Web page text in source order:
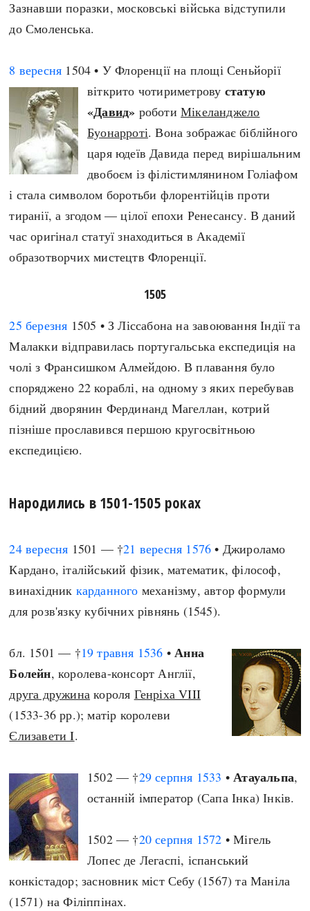
Зазнавши поразки, московські війська відступили
до Смоленська.
8 вересня 1504 • У Флоренції на площі Сеньйорії
віткрито чотириметрову статую
«Давид» роботиМікеланджело
Буонарроті. Вона зображає біблійного
царя юдеїв Давида перед вирішальним
двобоєм із філістимлянином Голіафом
і стала символом боротьби флорентійців проти
тиранії, а згодом — цілої епохи Ренесансу. В даний
час оригінал статуї знаходиться в Академії
образотворчих мистецтв Флоренції.
1505
25 березня 1505 • З Ліссабона на завоювання Індії та
Малакки відправилась португальська експедиція на
чолі з Франсишком Алмейдою. В плавання було
споряджено 22 кораблі, на одному з яких перебував
бідний дворянин Фердинанд Магеллан, котрий
пізніше прославився першою кругосвітньою
експедицією.
Народились в 1501-1505 роках
24 вересня 1501 — †21 вересня 1576 • Джироламо
Кардано, італійський фізик, математик, філософ,
винахідник карданного механізму, автор формули
для розв'язку кубічних рівнянь (1545).
бл. 1501 — †19 травня 1536 •Анна
Болейн, королева-консорт Англії,
друга дружина короля Генріха VIII
(1533-36 рр.); матір королеви
Єлизавети I.
1502 — †29 серпня 1533 •Атауальпа,
останній імператор (Сапа Інка) Інків.
1502 — †20 серпня 1572 • Мігель
Лопес де Легаспі, іспанський
конкістадор; засновник міст Себу (1567) та Маніла
(1571) на Філіппінах.